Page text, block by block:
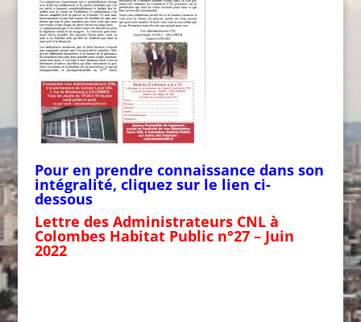
Pour en prendre connaissance dans son
intégralité, cliquez sur le lien ci-
dessous
Lettre des Administrateurs CNL à
Colombes Habitat Public n°27 – Juin
2022